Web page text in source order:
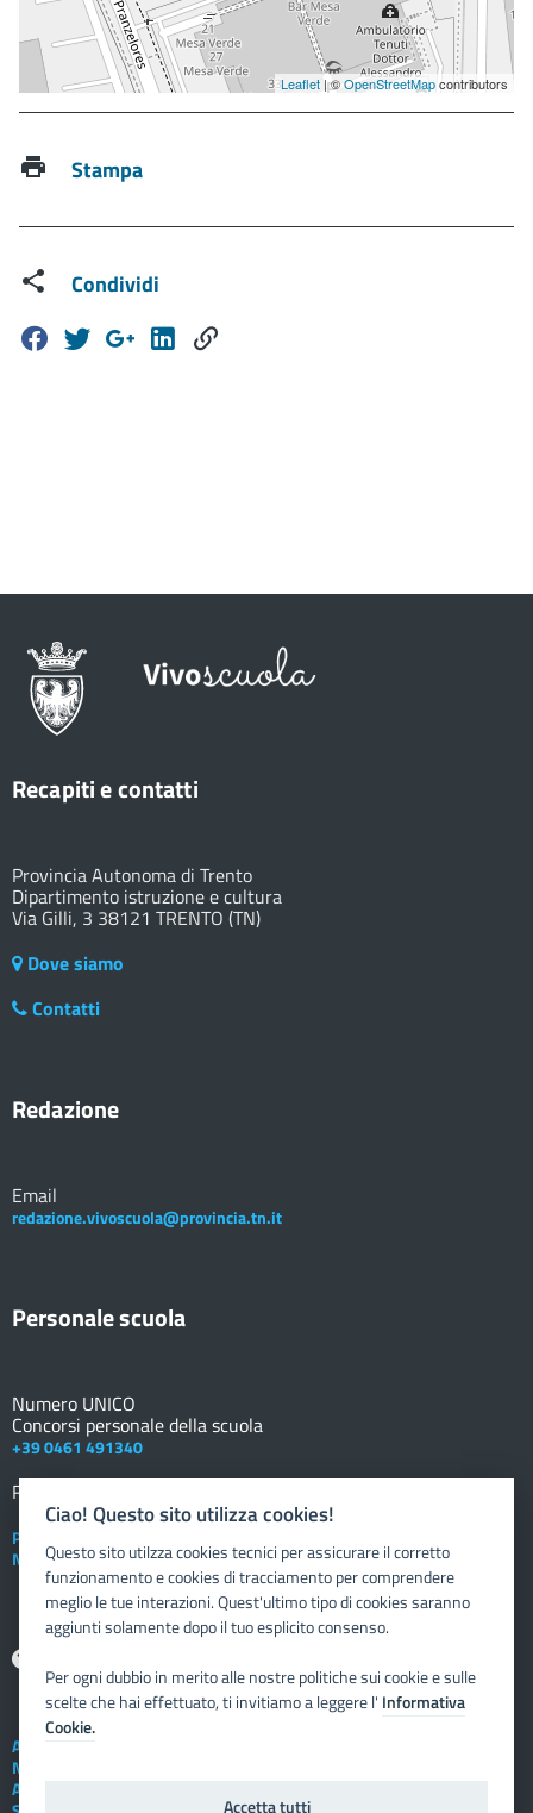
Leaflet | ©OpenStreetMapcontributors
Stampa
Condividi
Recapiti e contatti
Provincia Autonoma di Trento
Dipartimento istruzione e cultura
Via Gilli, 3 38121 TRENTO (TN)
Dove siamo
Contatti
Redazione
Email
redazione.vivoscuola@provincia.tn.it
Personale scuola
Numero UNICO
Concorsi personale della scuola
+39 0461 491340
Registro elettronico
Posta elettronica istituzionale
Nuovo sportello dipendente
Assistenza tecnica
Note legali
Albo telematico
Ciao! Questo sito utilizza cookies!
Questo sito utilzza cookies tecnici per assicurare il corretto
funzionamento e cookies di tracciamento per comprendere
meglio le tue interazioni. Quest'ultimo tipo di cookies saranno
aggiunti solamente dopo il tuo esplicito consenso.
Per ogni dubbio in merito alle nostre politiche sui cookie e sulle
scelte che hai effettuato, ti invitiamo a leggere l' Informativa
Cookie.
Accetta tutti